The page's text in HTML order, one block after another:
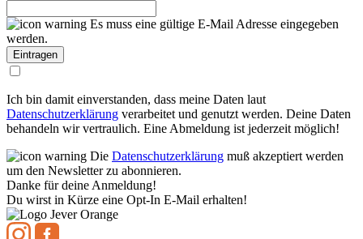
Es muss eine gültige E-Mail Adresse eingegeben
werden.
Ich bin damit einverstanden, dass meine Daten laut
Datenschutzerklärung verarbeitet und genutzt werden. Deine Daten
behandeln wir vertraulich. Eine Abmeldung ist jederzeit möglich!
Die Datenschutzerklärung muß akzeptiert werden
um den Newsletter zu abonnieren.
Danke für deine Anmeldung!
Du wirst in Kürze eine Opt-In E-Mail erhalten!